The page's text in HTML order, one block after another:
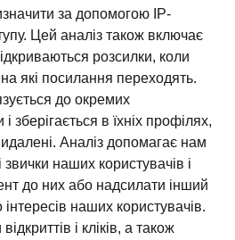
за допомогою IP-
Цей аналіз також включає
розсилки, коли
які посилання переходять.
до окремих
зберігається в їхніх профілях,
Аналіз допомагає нам
звички наших користувачів і
до них або надсилати інший
інтересів наших користувачів.
і кліків, а також